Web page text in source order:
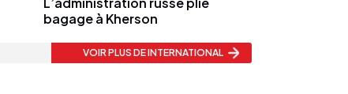
bagage à Kherson
VOIR PLUS DE INTERNATIONAL